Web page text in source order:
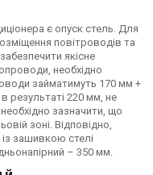
є опуск стель. Для
повітроводів та
якісне
необхідно
займатимуть 170 мм +
результаті 220 мм, не
зазначити, що
зоні. Відповідно,
зашивкою стелі
– 350 мм.